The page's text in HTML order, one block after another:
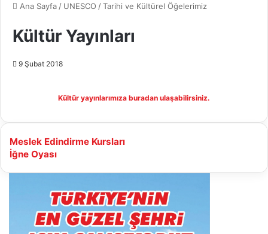
Ana Sayfa / UNESCO /Tarihi ve Kültürel Öğelerimiz
Kültür Yayınları
9 Şubat 2018
Kültür yayınlarımıza buradan ulaşabilirsiniz.
Meslek
Edindirme
Meslek Edindirme Kursları
İğne
İğne Oyası